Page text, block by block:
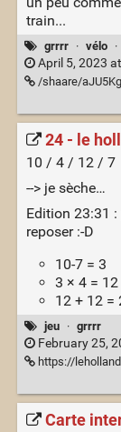
train...
grrrr · vélo ·
April 5, 2023
/shaare/aJU5Kg
24 - le
10 / 4 / 12 / 7
--> je sèche…
Edition 23:31
reposer :-D
10-7 = 3
3 × 4 = 12
12 + 12 =
jeu · grrrr
February 25,
https://
Carte